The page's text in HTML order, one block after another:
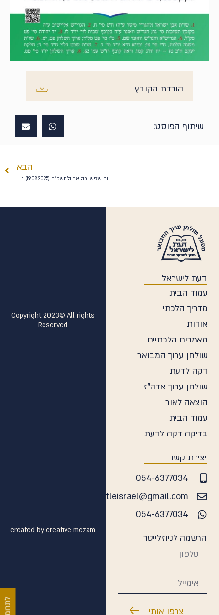
הורדת הקובץ
שיתוף הפוסט:
הבא
יום שלישי כה אב ה'תשפ"ה (19.08.2025) ראה – 873
דעת לישראל
עמוד הבית
מדריך הלכתי
אודות
מאמרים הלכתיים
שולחן ערוך המבואר
דקה לדעת
שולחן ערוך אדה"ז
הוצאה לאור
עמוד הבית
בדיקה דקה לדעת
יצירת קשר
054-6377034
daatleisrael@gmail.com
054-6377034
הרשמה לניוזלייטר
צרפו אותי
Copyright 2023© All rights
Reserved
created by creative mezam
לתרומות